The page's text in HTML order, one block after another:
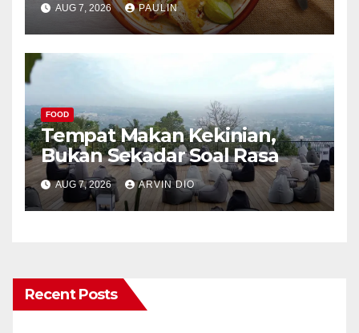
AUG 7, 2026 PAULIN
FOOD
Tempat Makan Kekinian,
Bukan Sekadar Soal Rasa
AUG 7, 2026 ARVIN DIO
Recent Posts